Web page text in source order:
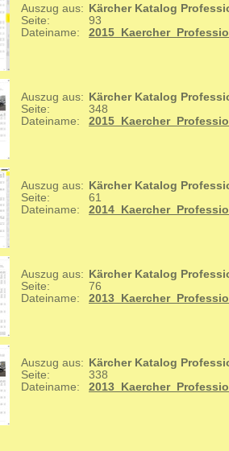
Auszug aus:
Kärcher Katalog
Seite:
93
Dateiname:
Auszug aus:
Kärcher Katalog
Seite:
348
Dateiname:
Auszug aus:
Kärcher Katalog
Seite:
61
Dateiname:
Auszug aus:
Kärcher Katalog
Seite:
76
Dateiname:
Auszug aus:
Kärcher Katalog
Seite:
338
Dateiname: